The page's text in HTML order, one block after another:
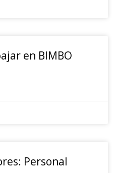
en BIMBO
Personal